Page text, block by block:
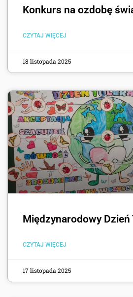
Konkurs na ozdobę
CZYTAJ WIĘCEJ
18 listopada 2025
Międzynarodowy Dzień
CZYTAJ WIĘCEJ
17 listopada 2025